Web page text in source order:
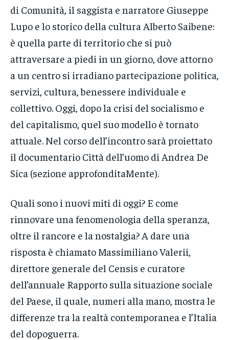
di Comunità, il saggista e narratore Giuseppe
Lupo e lo storico della cultura Alberto Saibene:
è quella parte di territorio che si può
attraversare a piedi in un giorno, dove attorno
a un centro si irradiano partecipazione politica,
servizi, cultura, benessere individuale e
collettivo. Oggi, dopo la crisi del socialismo e
del capitalismo, quel suo modello è tornato
attuale. Nel corso dell’incontro sarà proiettato
il documentario Città dell’uomo di Andrea De
Sica (sezione approfonditaMente).
Quali sono i nuovi miti di oggi? E come
rinnovare una fenomenologia della speranza,
oltre il rancore e la nostalgia? A dare una
risposta è chiamato Massimiliano Valerii,
direttore generale del Censis e curatore
dell’annuale Rapporto sulla situazione sociale
del Paese, il quale, numeri alla mano, mostra le
differenze tra la realtà contemporanea e l’Italia
del dopoguerra.